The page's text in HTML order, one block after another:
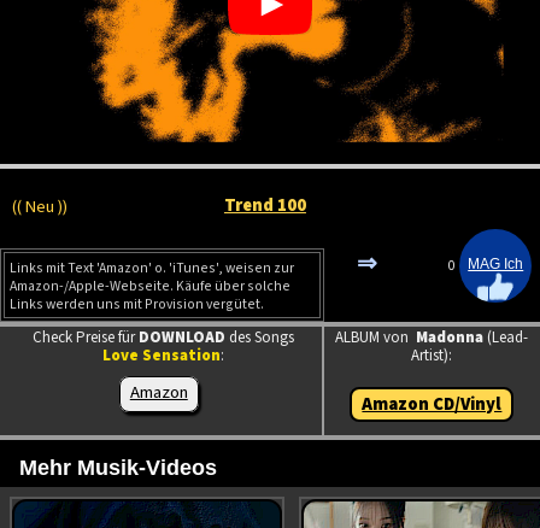
(( Neu )) Trend 100
Links mit Text 'Amazon' o. 'iTunes', weisen zur
Amazon-/Apple-Webseite. Käufe über solche
Links werden uns mit Provision vergütet.
⇒ 0
Check Preise fürDOWNLOAD des Songs
Love Sensation:
Amazon
ALBUM von Madonna (Lead-
Artist):
Amazon CD/Vinyl
Mehr Musik-Videos